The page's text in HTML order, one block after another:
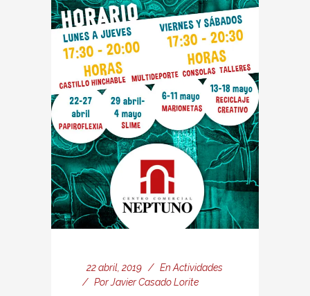
22 abril, 2019 En Actividades
PorJavier Casado Lorite